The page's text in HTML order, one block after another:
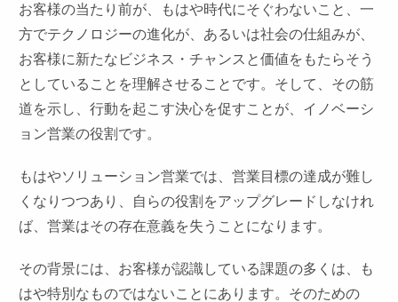
お客様の当たり前が、もはや時代にそぐわないこと、一
方でテクノロジーの進化が、あるいは社会の仕組みが、
お客様に新たなビジネス・チャンスと価値をもたらそう
としていることを理解させることです。そして、その筋
道を示し、行動を起こす決心を促すことが、イノベーシ
ョン営業の役割です。
もはやソリューション営業では、営業目標の達成が難し
くなりつつあり、自らの役割をアップグレードしなけれ
ば、営業はその存在意義を失うことになります。
その背景には、お客様が認識している課題の多くは、も
はや特別なものではないことにあります。そのための